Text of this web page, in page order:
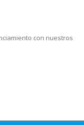
con nuestros